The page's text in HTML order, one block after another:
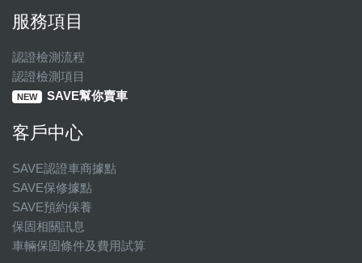
服務項目
認證檢測流程
認證檢測項目
NEW SAVE幫你賣車
客戶中心
SAVE認證車商據點
SAVE保修據點
SAVE預約保養
保固相關訊息
車輛保固條件及費用試算